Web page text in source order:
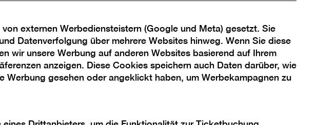
externen Werbediensteistern (Google und Meta) gesetzt. Sie
Datenverfolgung über mehrere Websites hinweg. Wenn Sie diese
wir unsere Werbung auf anderen Websites basierend auf Ihrem
anzeigen. Diese Cookies speichern auch Daten darüber, wie
Werbung gesehen oder angeklickt haben, um Werbekampagnen zu